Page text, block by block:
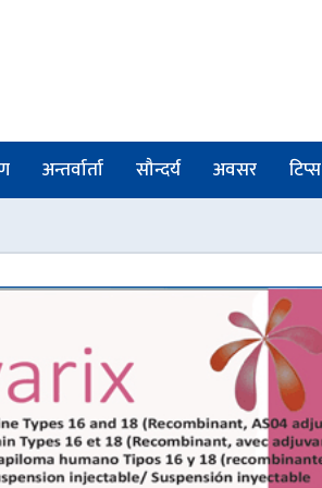
अन्तर्वार्ता सौन्दर्य अवसर टिप्स